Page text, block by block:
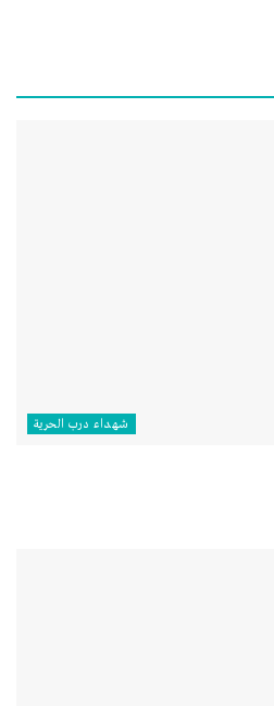
شهداء درب الحرية